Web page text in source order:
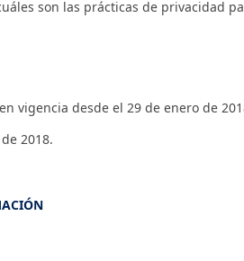
son las prácticas de privacidad
vigencia desde el 29 de enero de
2018.